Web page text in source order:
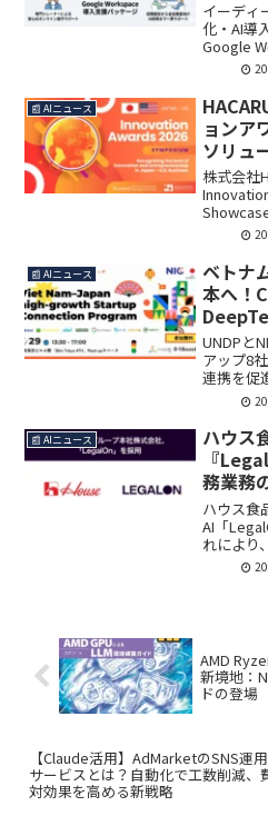
イーディ
化・AI導
Google
実質半
す。こ
えつつ、
性向上と
す。AI
小企業の
に注目し
📰 AIニュース
ョンア
ソリュ
株式会社
この選
に評価
ーバル展
貢献が期
集部とし
させる重
📰 AIニュース
ベトナ
本へ！
ベント
UNDPと
アップ8
連携を促
growth
開催し
場に新た
ャンス
Labでは
展に寄与
📰 AIニュース
ハウス
『
務業務
ハウス食
AI「
れにより
化、ガ
手企業
AMD
新境地：
ドの登場
【Claude活用】AdMarketのSNS運
サービスとは？自動化で工数削減、
対効果を高める新戦略